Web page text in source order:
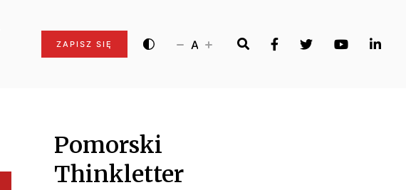
ZAPISZ SIĘ A
Pomorski
Thinkletter